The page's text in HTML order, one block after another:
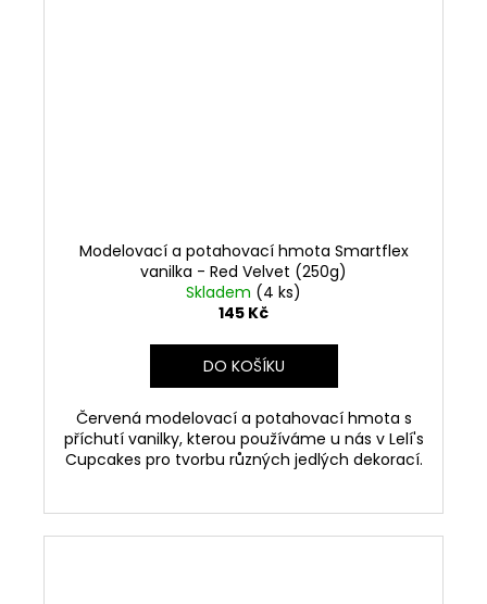
Modelovací a potahovací hmota Smartflex
vanilka - Red Velvet (250g)
Skladem (4 ks)
145 Kč
DO KOŠÍKU
Červená modelovací a potahovací hmota s
příchutí vanilky, kterou používáme u nás v Lelí's
Cupcakes pro tvorbu různých jedlých dekorací.